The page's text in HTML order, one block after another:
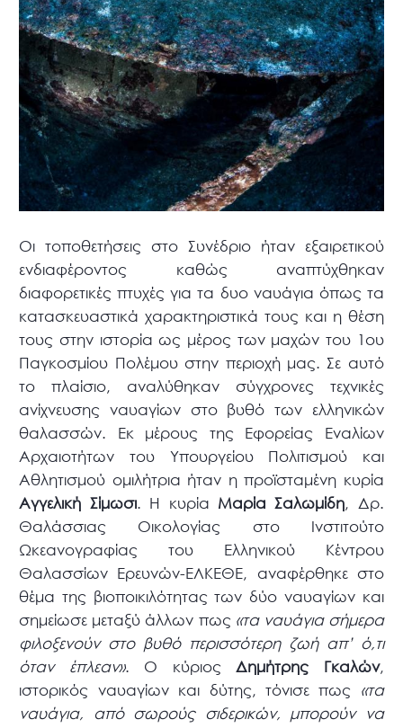
Οι τοποθετήσεις στο Συνέδριο ήταν εξαιρετικού
ενδιαφέροντος καθώς αναπτύχθηκαν
διαφορετικές πτυχές για τα δυο ναυάγια όπως τα
κατασκευαστικά χαρακτηριστικά τους και η θέση
τους στην ιστορία ως μέρος των μαχών του 1ου
Παγκοσμίου Πολέμου στην περιοχή μας. Σε αυτό
το πλαίσιο, αναλύθηκαν σύγχρονες τεχνικές
ανίχνευσης ναυαγίων στο βυθό των ελληνικών
θαλασσών. Εκ μέρους της Εφορείας Εναλίων
Αρχαιοτήτων του Υπουργείου Πολιτισμού και
Αθλητισμού ομιλήτρια ήταν η προϊσταμένη κυρία
Αγγελική Σίμωσι. Η κυρία Μαρία Σαλωμίδη, Δρ.
Θαλάσσιας Οικολογίας στο Ινστιτούτο
Ωκεανογραφίας του Ελληνικού Κέντρου
Θαλασσίων Ερευνών-ΕΛΚΕΘΕ, αναφέρθηκε στο
θέμα της βιοποικιλότητας των δύο ναυαγίων και
σημείωσε μεταξύ άλλων πως «τα ναυάγια σήμερα
φιλοξενούν στο βυθό περισσότερη ζωή απ’ ό,τι
όταν έπλεαν». Ο κύριος Δημήτρης Γκαλών,
ιστορικός ναυαγίων και δύτης, τόνισε πως «τα
ναυάγια, από σωρούς σιδερικών, μπορούν να